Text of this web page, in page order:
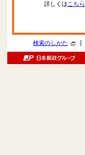
詳しくはこちら
検索のしかた